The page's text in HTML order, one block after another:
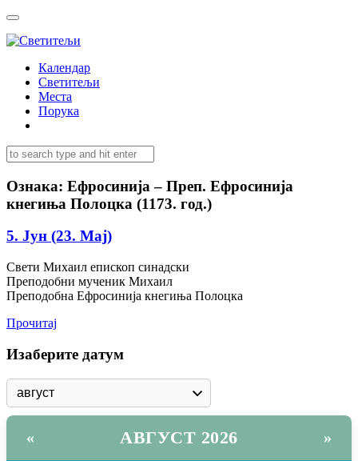
Календар
Светитељи
Места
Порука
Ознака: Ефросинија – Преп. Ефросинија
кнегиња Полоцка (1173. год.)
5. Јун (23. Мај)
Свети Михаил епископ синадски
Преподобни мученик Михаил
Преподобна Ефросинија кнегиња Полоцка
Прочитај
Изаберите датум
« АВГУСТ 2026 »